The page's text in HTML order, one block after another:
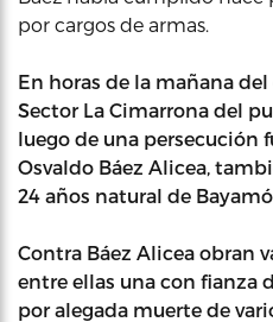
por cargos de armas.
En horas de la mañana
Sector La Cimarrona del
luego de una persecución
Osvaldo Báez Alicea,
24 años natural de
Contra Báez Alicea obran
entre ellas una con fianza
por alegada muerte de